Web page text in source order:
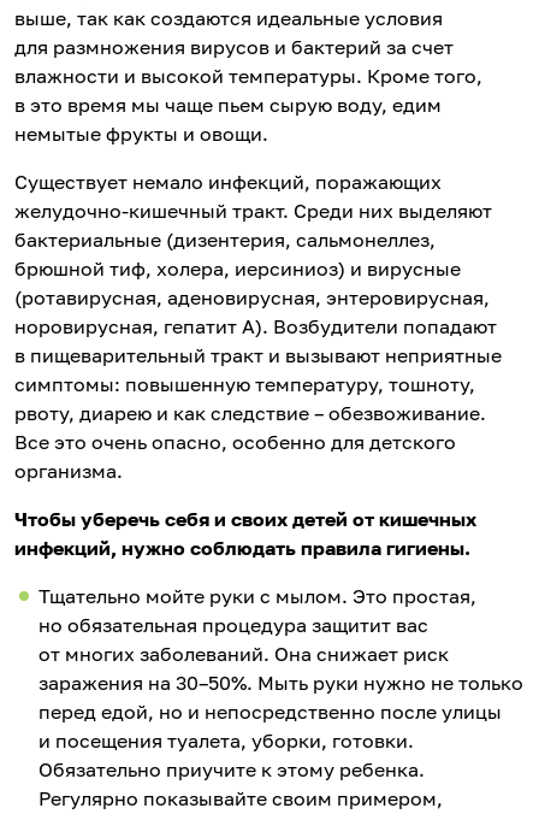
выше, так как создаются идеальные условия
для размножения вирусов и бактерий за счет
влажности и высокой температуры. Кроме того,
в это время мы чаще пьем сырую воду, едим
немытые фрукты и овощи.
Существует немало инфекций, поражающих
желудочно-кишечный тракт. Среди них выделяют
бактериальные (дизентерия, сальмонеллез,
брюшной тиф, холера, иерсиниоз) и вирусные
(ротавирусная, аденовирусная, энтеровирусная,
норовирусная, гепатит А). Возбудители попадают
в пищеварительный тракт и вызывают неприятные
симптомы: повышенную температуру, тошноту,
рвоту, диарею и как следствие – обезвоживание.
Все это очень опасно, особенно для детского
организма.
Чтобы уберечь себя и своих детей от кишечных
инфекций, нужно соблюдать правила гигиены.
Тщательно мойте руки с мылом. Это простая,
но обязательная процедура защитит вас
от многих заболеваний. Она снижает риск
заражения на 30–50%. Мыть руки нужно не только
перед едой, но и непосредственно после улицы
и посещения туалета, уборки, готовки.
Обязательно приучите к этому ребенка.
Регулярно показывайте своим примером,